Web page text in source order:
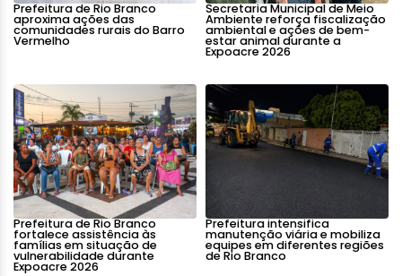
Prefeitura de Rio Branco
aproxima ações das
comunidades rurais do Barro
Vermelho
Secretaria Municipal de Meio
Ambiente reforça fiscalização
ambiental e ações de bem-
estar animal durante a
Expoacre 2026
Prefeitura de Rio Branco
fortalece assistência às
famílias em situação de
vulnerabilidade durante
Expoacre 2026
Prefeitura intensifica
manutenção viária e mobiliza
equipes em diferentes regiões
de Rio Branco